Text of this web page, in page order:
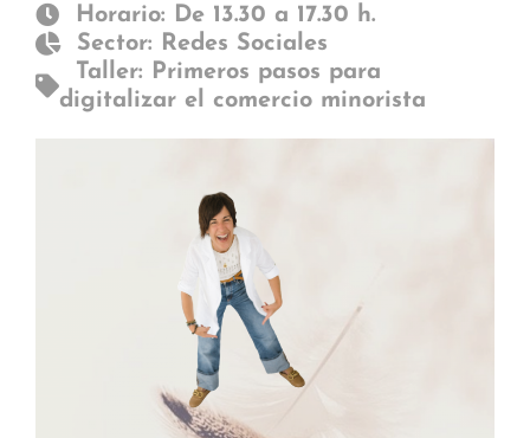
Horario: De 13.30 a 17.30 h.
Sector: Redes Sociales
Taller: Primeros pasos para
digitalizar el comercio minorista